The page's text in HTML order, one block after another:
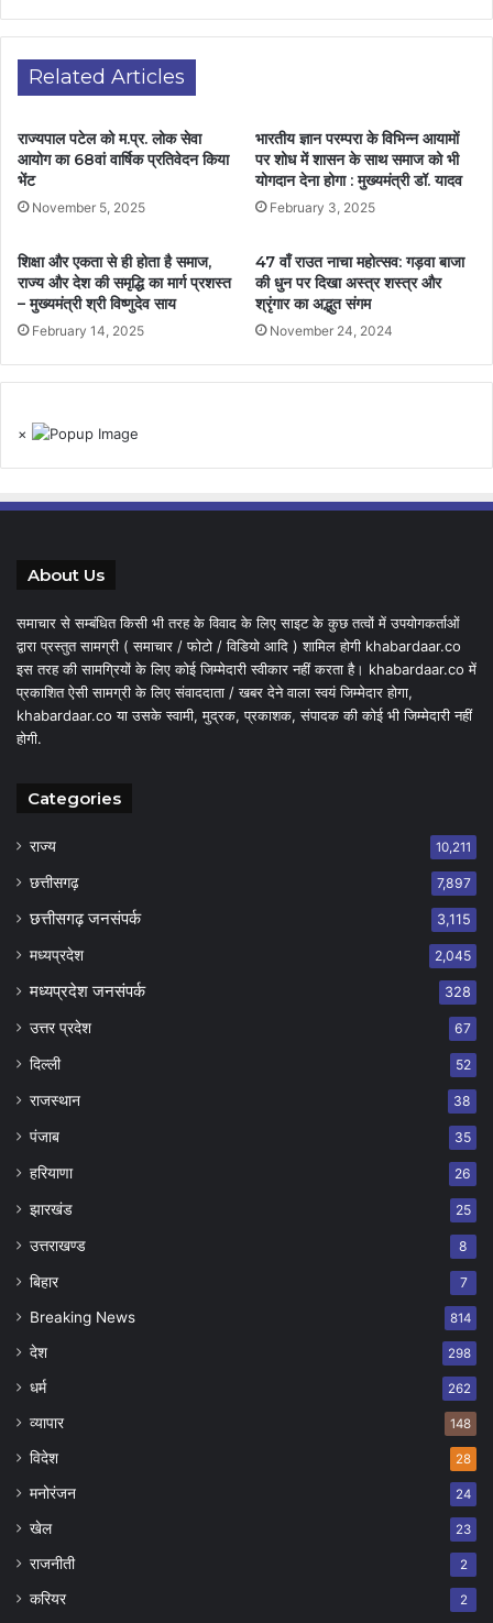
Related Articles
राज्यपाल पटेल को म.प्र. लोक सेवा
आयोग का 68वां वार्षिक प्रतिवेदन किया
भेंट
November 5, 2025
भारतीय ज्ञान परम्परा के विभिन्न आयामों
पर शोध में शासन के साथ समाज को भी
योगदान देना होगा : मुख्यमंत्री डॉ. यादव
February 3, 2025
शिक्षा और एकता से ही होता है समाज,
राज्य और देश की समृद्धि का मार्ग प्रशस्त
– मुख्यमंत्री श्री विष्णुदेव साय
February 14, 2025
47 वाँ राउत नाचा महोत्सव: गड़वा बाजा
की धुन पर दिखा अस्त्र शस्त्र और
श्रृंगार का अद्भुत संगम
November 24, 2024
×
About Us
समाचार से सम्बंधित किसी भी तरह के विवाद के लिए साइट के कुछ तत्वों में उपयोगकर्ताओं
द्वारा प्रस्तुत सामग्री ( समाचार / फोटो / विडियो आदि ) शामिल होगी khabardaar.co
इस तरह की सामग्रियों के लिए कोई जिम्मेदारी स्वीकार नहीं करता है। khabardaar.co में
प्रकाशित ऐसी सामग्री के लिए संवाददाता / खबर देने वाला स्वयं जिम्मेदार होगा,
khabardaar.co या उसके स्वामी, मुद्रक, प्रकाशक, संपादक की कोई भी जिम्मेदारी नहीं
होगी.
Categories
राज्य 10,211
छत्तीसगढ़ 7,897
छत्तीसगढ़ जनसंपर्क 3,115
मध्यप्रदेश 2,045
मध्यप्रदेश जनसंपर्क 328
उत्तर प्रदेश 67
दिल्ली 52
राजस्थान 38
पंजाब 35
हरियाणा 26
झारखंड 25
उत्तराखण्ड 8
बिहार 7
Breaking News 814
देश 298
धर्म 262
व्यापार 148
विदेश 28
मनोरंजन 24
खेल 23
राजनीती 2
करियर 2